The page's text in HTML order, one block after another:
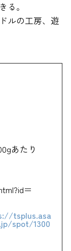
る。
ルの工房、遊
あたり
＝
tsplus.asa
spot/1300